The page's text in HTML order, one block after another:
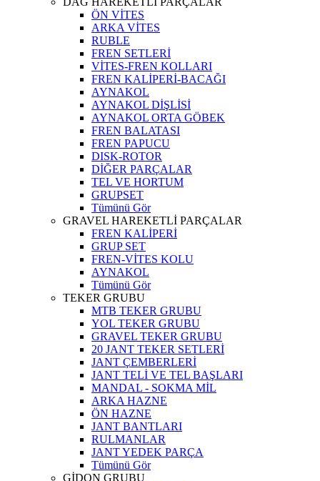
ÖN VİTES
ARKA VİTES
RUBLE
FREN SETLERİ
VİTES-FREN KOLLARI
FREN KALİPERİ-BACAĞI
AYNAKOL
AYNAKOL DİŞLİSİ
AYNAKOL ORTA GÖBEK
FREN BALATASI
FREN PAPUCU
DISK-ROTOR
DİĞER PARÇALAR
TEL VE HORTUM
GRUPSET
Tümünü Gör
GRAVEL HAREKETLİ PARÇALAR
FREN KALİPERİ
GRUP SET
FREN-VİTES KOLU
AYNAKOL
Tümünü Gör
TEKER GRUBU
MTB TEKER GRUBU
YOL TEKER GRUBU
GRAVEL TEKER GRUBU
20 JANT TEKER SETLERİ
JANT ÇEMBERLERİ
JANT TELİ VE TEL BAŞLARI
MANDAL - SOKMA MİL
ARKA HAZNE
ÖN HAZNE
JANT BANTLARI
RULMANLAR
JANT YEDEK PARÇA
Tümünü Gör
GİDON GRUBU